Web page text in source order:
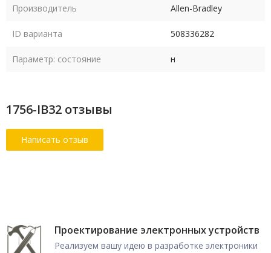
Производитель Allen-Bradley
ID варианта 508336282
Параметр: состояние н
1756-IB32 отзывы
Проектирование электронных устройств
Реализуем вашу идею в разработке электроники